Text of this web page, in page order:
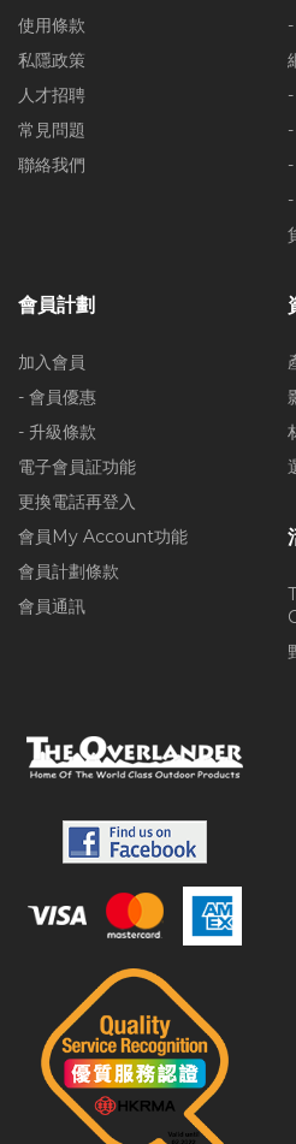
使用條款
私隱政策
人才招聘
常見問題
聯絡我們
會員計劃
加入會員
- 會員優惠
- 升級條款
電子會員証功能
更換電話再登入
會員My Account功能
會員計劃條款
會員通訊